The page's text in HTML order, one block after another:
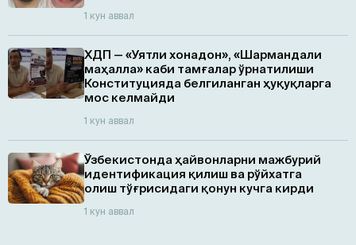
1 кун аввал
ХДП — «Уятли хонадон», «Шармандали
маҳалла» каби тамғалар ўрнатилиши
Конституцияда белгиланган ҳуқуқларга
мос келмайди
1 кун аввал
Ўзбекистонда ҳайвонларни мажбурий
идентификация қилиш ва рўйхатга
олиш тўғрисидаги қонун кучга кирди
1 кун аввал